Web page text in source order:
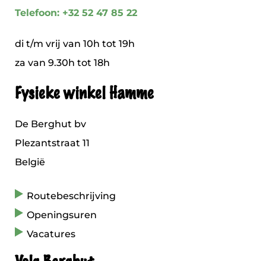
Telefoon: +32 52 47 85 22
di t/m vrij van 10h tot 19h
za van 9.30h tot 18h
Fysieke winkel Hamme
De Berghut bv
Plezantstraat 11
België
Routebeschrijving
Openingsuren
Vacatures